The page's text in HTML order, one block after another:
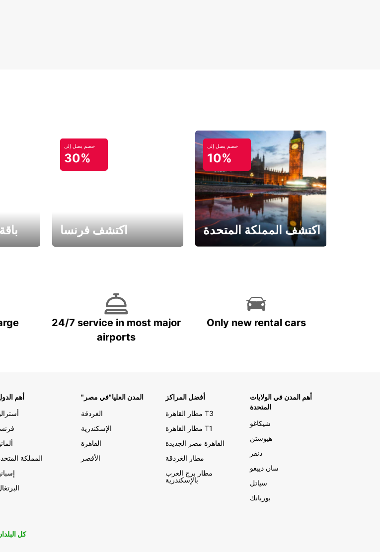
خصم يصل إلى
30%
اكتشف فرنسا
خصم يصل إلى
10%
اكتشف المملكة المتحدة
24/7 service in most major
airports
Only new rental cars
أهم
المملكة
"المدن العليا"في مصر
الغردقة
الإسكندرية
القاهرة
الأقصر
أفضل المراكز
مطار القاهرة T3
مطار القاهرة T1
القاهرة مصر الجديدة
مطار الغردقة
مطار برج العرب
بالإسكندرية
أهم المدن في الولايات
المتحدة
شيكاغو
هيوستن
دنفر
سان دييغو
سياتل
بوربانك
كل